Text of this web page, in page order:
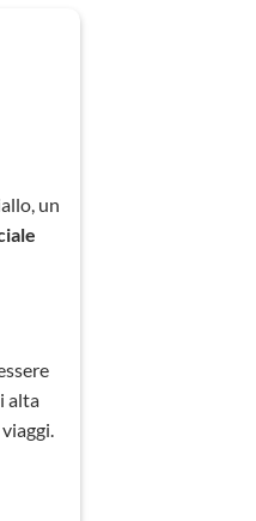
un
alta